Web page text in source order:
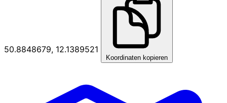
50.8848679, 12.1389521
Koordinaten kopieren